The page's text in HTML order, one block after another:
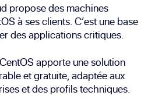
propose des machines
à ses clients. C’est une base
des applications critiques.
apporte une solution
et gratuite, adaptée aux
et des profils techniques.